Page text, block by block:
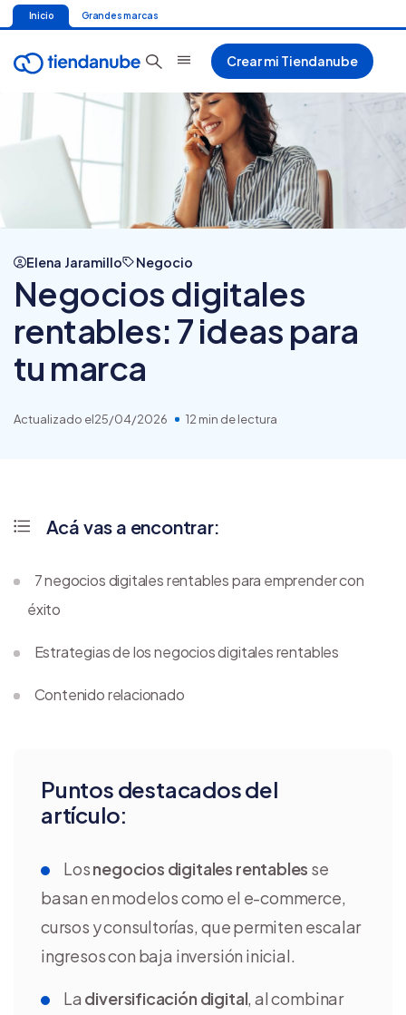
Inicio Grandes marcas
Crear mi Tiendanube
Elena Jaramillo Negocio
Negocios digitales
rentables: 7 ideas para
tu marca
Actualizado el25/04/2026 12 min de lectura
Puntos destacados del
artículo:
Losnegocios digitales rentables se
basan en modelos como el e-commerce,
cursos y consultorías, que permiten escalar
ingresos con baja inversión inicial.
La diversificación digital, al combinar
Acá vas a encontrar:
7 negocios digitales rentables para emprender con
éxito
Estrategias de los negocios digitales rentables
Contenido relacionado